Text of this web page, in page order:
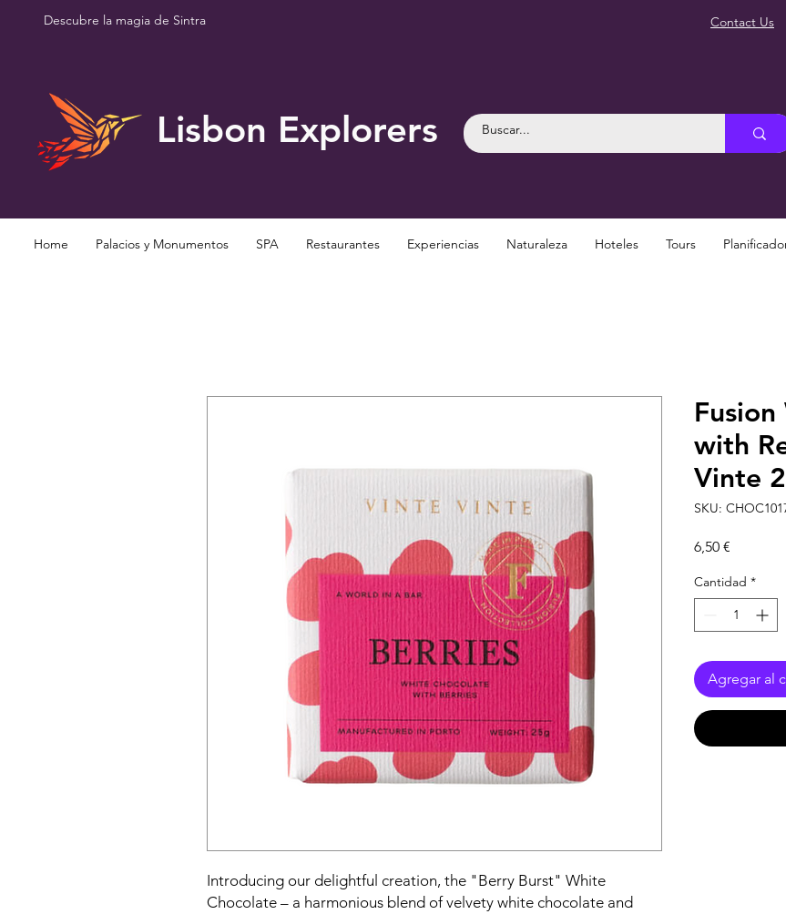
Descubre la magia de Sintra Contact Us
Lisbon Explorers
Home Palacios y Monumentos SPA Restaurantes Experiencias Naturaleza Hoteles Tours
Introducing our delightful creation, the "Berry Burst" White
Chocolate – a harmonious blend of velvety white chocolate and
with
Vinte
SKU:
6,50 €
Cantidad *
Agregar al